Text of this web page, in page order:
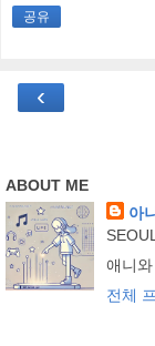
공유
‹
ABOUT ME
아
애니
전체